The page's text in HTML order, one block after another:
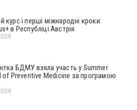
курс і перші міжнародні кроки:
в Республіці Австрія
БДМУ взяла участь у Summer
of Preventive Medicine за програмою